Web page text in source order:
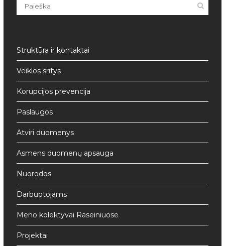
Struktūra ir kontaktai
Veiklos sritys
Korupcijos prevencija
Paslaugos
Atviri duomenys
Asmens duomenų apsauga
Nuorodos
Darbuotojams
Meno kolektyvai Raseiniuose
Projektai